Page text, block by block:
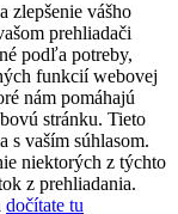
zlepšenie vášho
prehliadači
podľa potreby,
funkcií webovej
nám pomáhajú
stránku. Tieto
s vaším súhlasom.
niektorých z týchto
z prehliadania.
dočítate tu